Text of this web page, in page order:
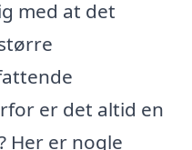
med at det
er det altid en
Her er nogle